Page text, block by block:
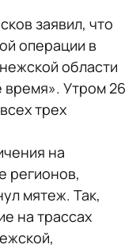
заявил, что
операции в
области
Утром 26
трех
на
регионов,
мятеж. Так,
на трассах